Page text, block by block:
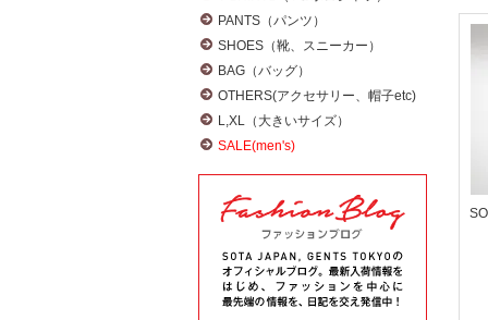
PANTS（パンツ）
SHOES（靴、スニーカー）
BAG（バッグ）
OTHERS(アクセサリー、帽子etc)
L,XL（大きいサイズ）
SALE(men's)